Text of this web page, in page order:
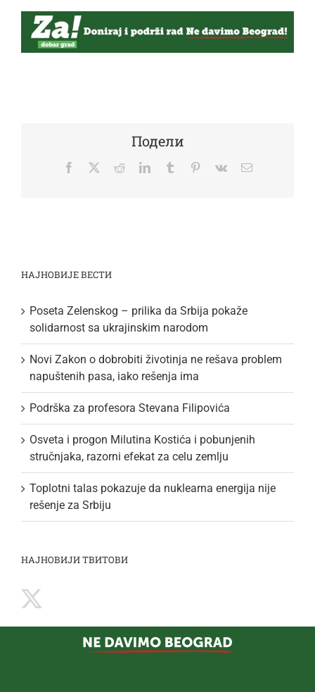
Подели
Facebook
TwitterRedditLinkedInTumblr Pinterest
Vk Email
НАЈНОВИЈЕ ВЕСТИ
Poseta Zelenskog – prilika da Srbija pokaže
solidarnost sa ukrajinskim narodom
Novi Zakon o dobrobiti životinja ne rešava problem
napuštenih pasa, iako rešenja ima
Podrška za profesora Stevana Filipovića
Osveta i progon Milutina Kostića i pobunjenih
stručnjaka, razorni efekat za celu zemlju
Toplotni talas pokazuje da nuklearna energija nije
rešenje za Srbiju
НАЈНОВИЈИ ТВИТОВИ